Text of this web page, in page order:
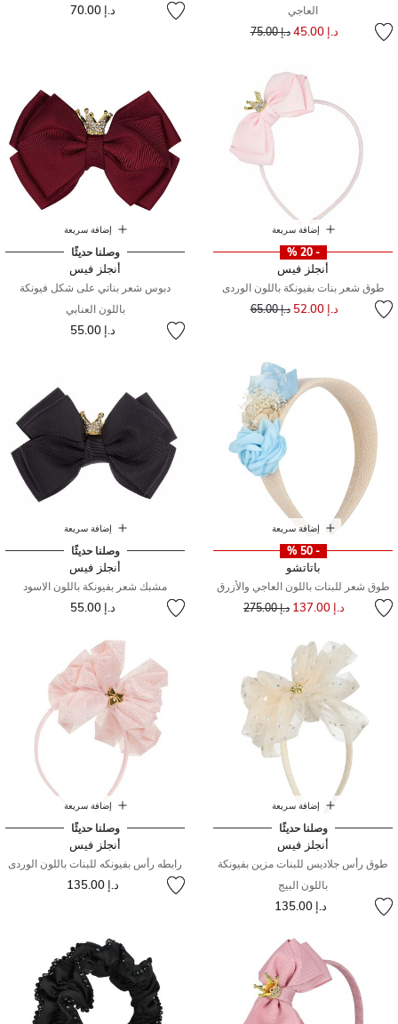
العاجي
د.إ 45.00 سعر مخفض مند.إ 75.00
د.إ 70.00
إضافة سريعة
- 20 %
أنجلز فيس
طوق شعر بنات بفيونكة باللون الوردى
د.إ 52.00 سعر مخفض مند.إ 65.00
إضافة سريعة
وصلنا حديثًا
أنجلز فيس
دبوس شعر بناتي على شكل فيونكة
باللون العنابي
د.إ 55.00
إضافة سريعة
- 50 %
باتاتشو
طوق شعر للبنات باللون العاجي والأزرق
د.إ 137.00 سعر مخفض مند.إ 275.00
إضافة سريعة
وصلنا حديثًا
أنجلز فيس
مشبك شعر بفيونكة باللون الاسود
د.إ 55.00
إضافة سريعة
وصلنا حديثًا
أنجلز فيس
طوق رأس جلاديس للبنات مزين بفيونكة
باللون البيج
د.إ 135.00
إضافة سريعة
وصلنا حديثًا
أنجلز فيس
رابطه رأس بفيونكه للبنات باللون الوردى
د.إ 135.00